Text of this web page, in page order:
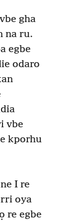
gha
na ru.
egbe
odaro
vbe
kporhu
I re
rri oya
re egbe